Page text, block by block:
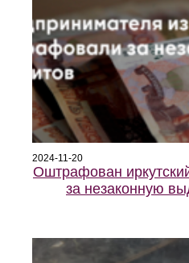
2024-11-20
Оштрафован
за незаконную